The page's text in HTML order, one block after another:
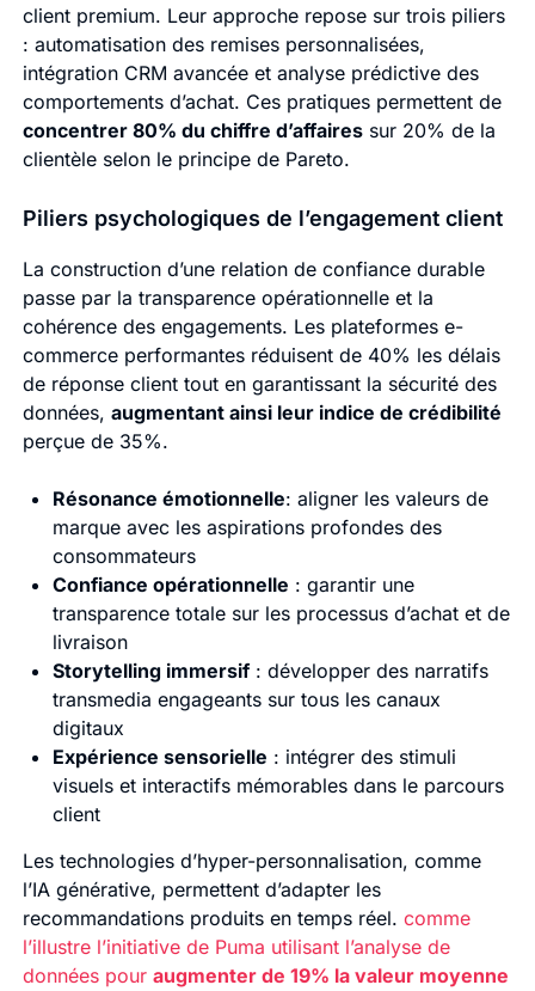
client premium. Leur approche repose sur trois piliers
: automatisation des remises personnalisées,
intégration CRM avancée et analyse prédictive des
comportements d’achat. Ces pratiques permettent de
concentrer 80% du chiffre d’affairessur 20% de la
clientèle selon le principe de Pareto.
Piliers psychologiques de l’engagement client
La construction d’une relation de confiance durable
passe par la transparence opérationnelle et la
cohérence des engagements. Les plateformes e-
commerce performantes réduisent de 40% les délais
de réponse client tout en garantissant la sécurité des
données, augmentant ainsi leur indice de crédibilité
perçue de 35%.
Résonance émotionnelle: aligner les valeurs de
marque avec les aspirations profondes des
consommateurs
Confiance opérationnelle : garantir une
transparence totale sur les processus d’achat et de
livraison
Storytelling immersif: développer des narratifs
transmedia engageants sur tous les canaux
digitaux
Expérience sensorielle : intégrer des stimuli
visuels et interactifs mémorables dans le parcours
client
Les technologies d’hyper-personnalisation, comme
l’IA générative, permettent d’adapter les
recommandations produits en temps réel. comme
l’illustre l’initiative de Puma utilisant l’analyse de
données pour augmenter de 19% la valeur moyenne